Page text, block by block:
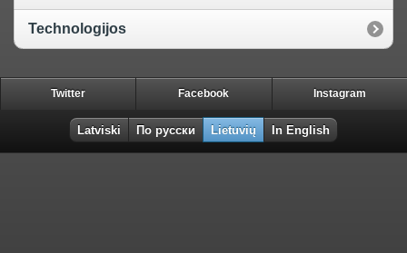
Technologijos
Twitter Facebook Instagram
Latviski По русски Lietuvių In English